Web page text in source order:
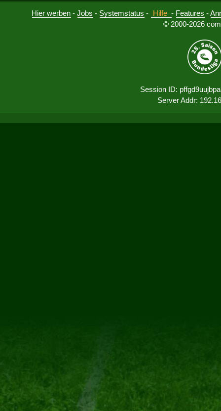
Hier werben -Jobs - Systemstatus - Hilfe - Features -
© 2000-2026
Session ID:
Server Addr: